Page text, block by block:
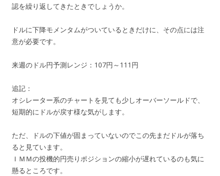
認を繰り返してきたときでしょうか。
ドルに下降モメンタムがついているときだけに、その点には注
意が必要です。
来週のドル円予測レンジ：107円～111円
追記：
オシレーター系のチャートを見ても少しオーバーソールドで、
短期的にドルが戻す様な気がします。
ただ、ドルの下値が固まっていないのでこの先まだドルが落ち
ると見ています。
ＩＭＭの投機的円売りポジションの縮小が遅れているのも気に
懸るところです。